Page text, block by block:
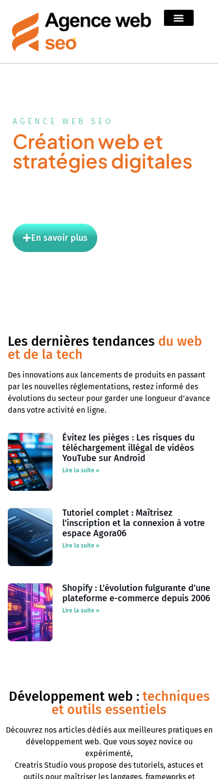
AGENCE WEB SEO
Création web et
stratégies digitales
En savoir plus
Les dernières tendances du web
et de la tech
Des innovations aux lancements de produits en passant
par les nouvelles réglementations, restez informé des
évolutions du secteur pour garder une longueur d’avance
dans votre activité en ligne.
Évitez les pièges : Les risques du
téléchargement illégal de vidéos
YouTube sur Android
Lire la suite »
Tutoriel complet : Maîtrisez
l’inscription et la connexion à votre
espace Agora06
Lire la suite »
Shopify : L’évolution fulgurante d’une
plateforme e-commerce depuis 2006
Lire la suite »
Développement web : techniques
et outils essentiels
Découvrez nos articles dédiés aux meilleures pratiques en
développement web. Que vous soyez novice ou
expérimenté,
Creatris Studio vous propose des tutoriels, astuces et
outils pour maîtriser les langages, frameworks et